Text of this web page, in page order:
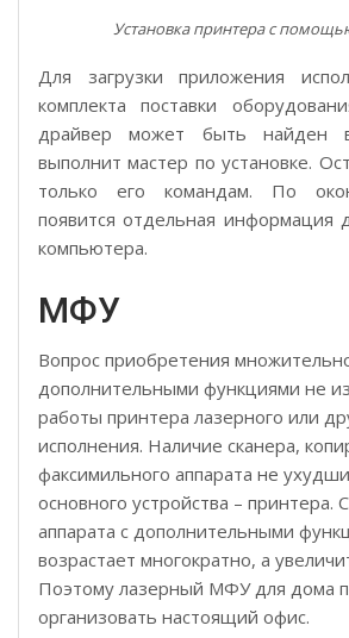
Установка принтера с
Для загрузки приложения
комплекта поставки
драйвер может быть найден
выполнит мастер по установке.
только его командам. По
появится отдельная информация
компьютера.
МФУ
Вопрос приобретения
дополнительными функциями не
работы принтера лазерного или
исполнения. Наличие сканера,
факсимильного аппарата не
основного устройства – принтера.
аппарата с дополнительными
возрастает многократно, а
Поэтому лазерный МФУ для дома
организовать настоящий офис.